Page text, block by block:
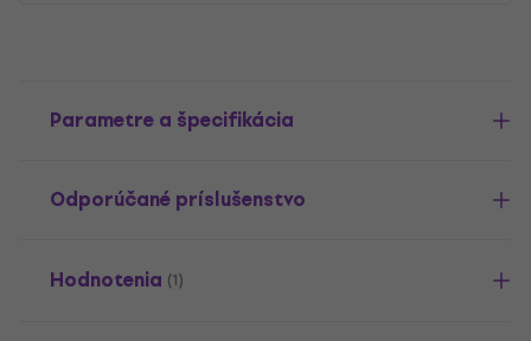
Parametre a špecifikácia
Odporúčané príslušenstvo
Hodnotenia (1)